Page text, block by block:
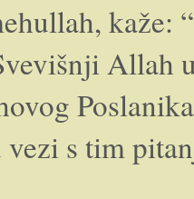
kaže:
s tim